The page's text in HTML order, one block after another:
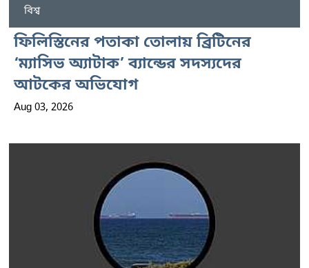
বিশ্ব
ফিলিস্তিনের পতাকা তোলায় ব্রিটিনের
‘ম্যাসিভ অ্যাটাক’ ব্যান্ডের সদস্যদের
আটকের অভিযোগ
Aug 03, 2026